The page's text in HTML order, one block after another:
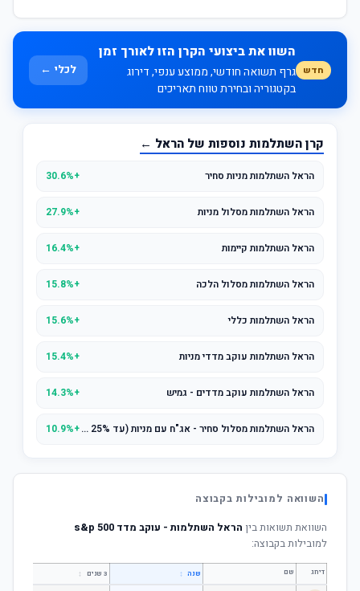
חדש
השוו את ביצועי הקרן הזו לאורך זמן
גרף תשואה חודשי, ממוצע ענפי, דירוג
בקטגוריה ובחירת טווח תאריכים
לכלי ←
קרן השתלמות נוספות של הראל ←
הראל השתלמות מניות סחיר +30.6%
הראל השתלמות מסלול מניות +27.9%
הראל השתלמות קיימות +16.4%
הראל השתלמות מסלול הלכה +15.8%
הראל השתלמות כללי +15.6%
הראל השתלמות עוקב מדדי מניות +15.4%
הראל השתלמות עוקב מדדים - גמיש +14.3%
הראל השתלמות מסלול סחיר - אג"ח עם מניות (עד 25% מניות)+10.9%
השוואה למובילות בקבוצה
השוואת תשואות בין הראל השתלמות - עוקב מדד s&p 500
למובילות בקבוצה:
דירוג שם שנה ↕ 3 שנים ↕